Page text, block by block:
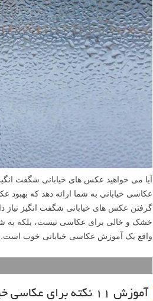
آیا می خواهید عکس های خیابانی شگفت
عکاسی خیابانی به شما ارائه دهد که بهبود
گرفتن عکس های خیابانی شگفت انگیز نیاز
خشک و خالی برای عکاسی نیست، بلکه به
واقع یک آموزش عکاسی خیابانی خوب است.
آموزش ۱۱ نکته برای عکاسی خیابانی کاندید کلوزآپ